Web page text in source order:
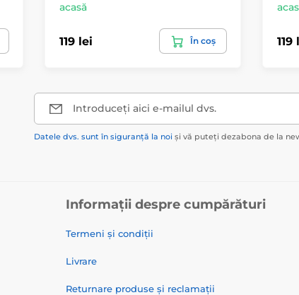
acasă
119 lei În coș 119
Introduceți aici e-mailul dvs.
Datele dvs. sunt în siguranță la noi și vă puteți dezabona de la
Informații despre cumpărături
Termeni și condiții
Livrare
Returnare produse și reclamații